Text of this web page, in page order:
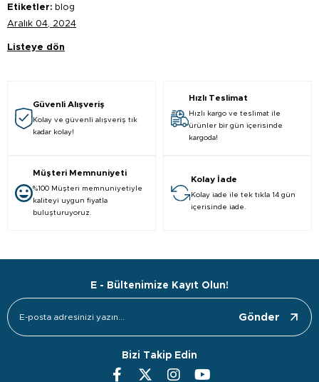
Etiketler: blog
Aralık 04, 2024
Listeye dön
Güvenli Alışveriş
Kolay ve güvenli alışveriş tık
kadar kolay!
Hızlı Teslimat
Hızlı kargo ve teslimat ile
ürünler bir gün içerisinde
kargoda!
Müşteri Memnuniyeti
%100 Müşteri memnuniyetiyle
kaliteyi uygun fiyatla
buluşturuyoruz.
Kolay İade
Kolay iade ile tek tıkla 14 gün
içerisinde iade.
E - Bültenimize Kayıt Olun!
Gönder
Bizi Takip Edin